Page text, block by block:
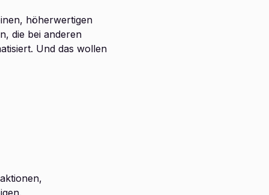
höherwertigen
die bei anderen
Und das wollen